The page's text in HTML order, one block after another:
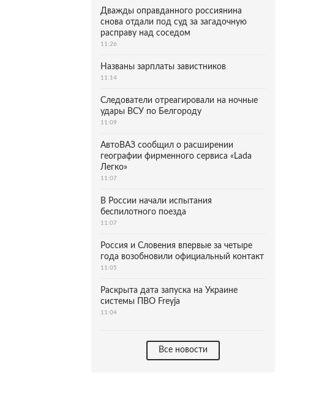
Дважды оправданного россиянина
снова отдали под суд за загадочную
расправу над соседом
11:26
Названы зарплаты завистников
11:14
Следователи отреагировали на ночные
удары ВСУ по Белгороду
11:09
АвтоВАЗ сообщил о расширении
географии фирменного сервиса «Lada
Легко»
11:07
В России начали испытания
беспилотного поезда
11:07
Россия и Словения впервые за четыре
года возобновили официальный контакт
11:05
Раскрыта дата запуска на Украине
системы ПВО Freyja
11:04
Все новости